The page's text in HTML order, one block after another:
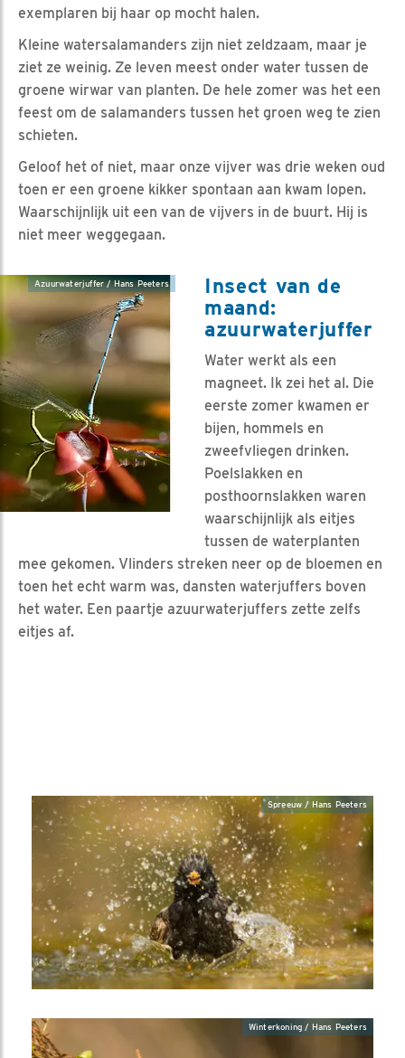
exemplaren bij haar op mocht halen.
Kleine watersalamanders zijn niet zeldzaam, maar je
ziet ze weinig. Ze leven meest onder water tussen de
groene wirwar van planten. De hele zomer was het een
feest om de salamanders tussen het groen weg te zien
schieten.
Geloof het of niet, maar onze vijver was drie weken oud
toen er een groene kikker spontaan aan kwam lopen.
Waarschijnlijk uit een van de vijvers in de buurt. Hij is
niet meer weggegaan.
Azuurwaterjuffer / Hans Peeters
Insect van de
maand:
azuurwaterjuffer
Water werkt als een
magneet. Ik zei het al. Die
eerste zomer kwamen er
bijen, hommels en
zweefvliegen drinken.
Poelslakken en
posthoornslakken waren
waarschijnlijk als eitjes
tussen de waterplanten
mee gekomen. Vlinders streken neer op de bloemen en
toen het echt warm was, dansten waterjuffers boven
het water. Een paartje azuurwaterjuffers zette zelfs
eitjes af.
Spreeuw / Hans Peeters
Winterkoning / Hans Peeters